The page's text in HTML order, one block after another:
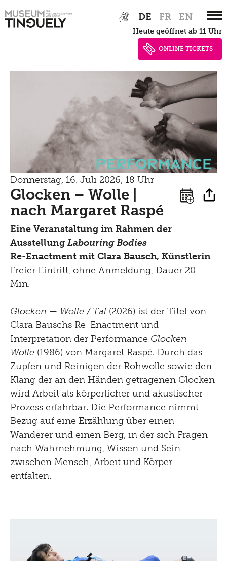
Hauptnavigation
to
DE FR EN
heute geöffnet ab 11 Uhr
ONLINE TICKETS
Performance
Donnerstag, 16. Juli 2026, 18 Uhr
Glocken – Wolle |
nach Margaret Raspé
Eine Veranstaltung im Rahmen der
Ausstellung Labouring Bodies
Re-Enactment mit Clara Bausch, Künstlerin
Freier Eintritt, ohne Anmeldung, Dauer 20
Min.
Glocken — Wolle / Tal (2026) ist der Titel von
Clara Bauschs Re-Enactment und
Interpretation der Performance Glocken —
Wolle (1986) von Margaret Raspé. Durch das
Zupfen und Reinigen der Rohwolle sowie den
Klang der an den Händen getragenen Glocken
wird Arbeit als körperlicher und akustischer
Prozess erfahrbar. Die Performance nimmt
Bezug auf eine Erzählung über einen
Wanderer und einen Berg, in der sich Fragen
nach Wahrnehmung, Wissen und Sein
zwischen Mensch, Arbeit und Körper
entfalten.